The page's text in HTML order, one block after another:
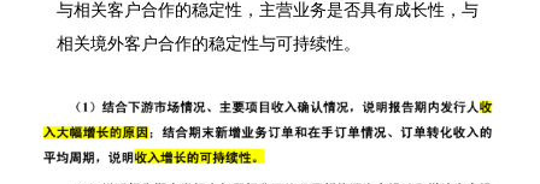
与相关客户合作的稳定性，主营业务是否具有成长性，与
相关境外客户合作的稳定性与可持续性。